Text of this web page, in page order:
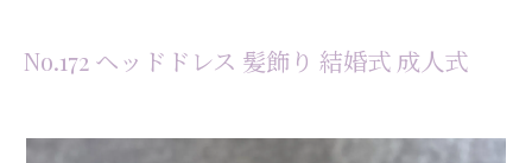
No.172 ヘッドドレス 髪飾り 結婚式 成人式